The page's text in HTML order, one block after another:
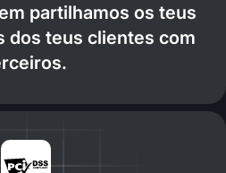
partilhamos os teus
dos teus clientes com